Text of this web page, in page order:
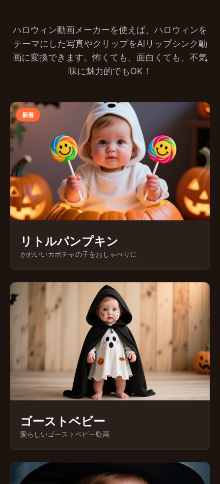
ハロウィン動画メーカーを使えば、ハロウィンを
テーマにした写真やクリップをAIリップシンク動
画に変換できます。怖くても、面白くても、不気
味に魅力的でもOK！
新着
リトルパンプキン
かわいいカボチャの子をおしゃべりに
ゴーストベビー
愛らしいゴーストベビー動画